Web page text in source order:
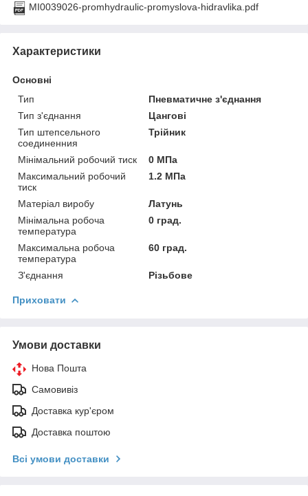
MI0039026-promhydraulic-promyslova-hidravlika.pdf
Характеристики
Основні
Тип
Пневматичне з'єднання
Тип з'єднання
Цангові
Тип штепсельного
соединенния
Трійник
Мінімальний робочий тиск
0 МПа
Максимальний робочий
тиск
1.2 МПа
Матеріал виробу
Латунь
Мінімальна робоча
температура
0 град.
Максимальна робоча
температура
60 град.
З'єднання Різьбове
Приховати
Умови доставки
Нова Пошта
Самовивіз
Доставка кур'єром
Доставка поштою
Всі умови доставки